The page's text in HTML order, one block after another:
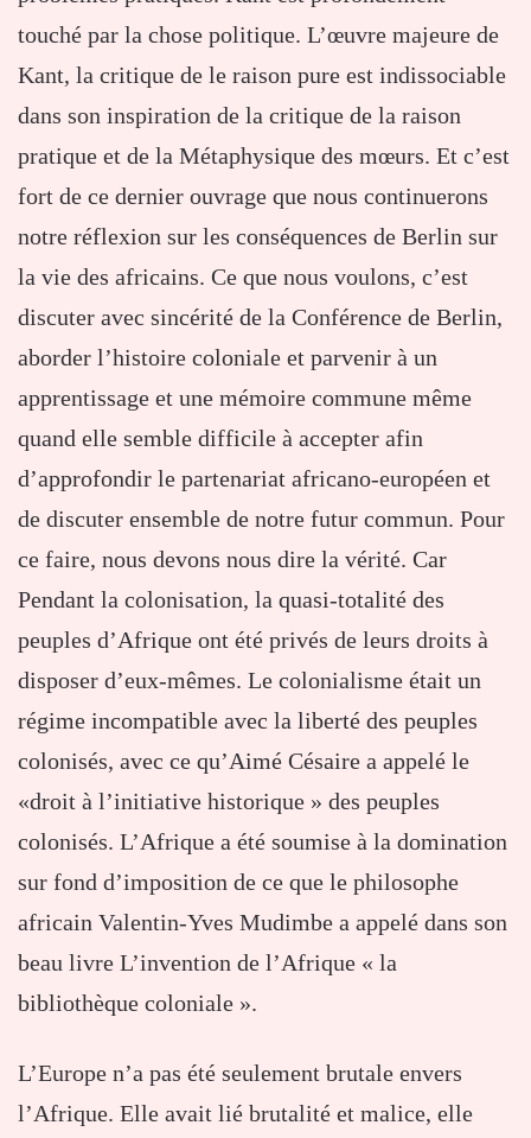
touché par la chose politique. L’œuvre majeure de
Kant, la critique de le raison pure est indissociable
dans son inspiration de la critique de la raison
pratique et de la Métaphysique des mœurs. Et c’est
fort de ce dernier ouvrage que nous continuerons
notre réflexion sur les conséquences de Berlin sur
la vie des africains. Ce que nous voulons, c’est
discuter avec sincérité de la Conférence de Berlin,
aborder l’histoire coloniale et parvenir à un
apprentissage et une mémoire commune même
quand elle semble difficile à accepter afin
d’approfondir le partenariat africano-européen et
de discuter ensemble de notre futur commun. Pour
ce faire, nous devons nous dire la vérité. Car
Pendant la colonisation, la quasi-totalité des
peuples d’Afrique ont été privés de leurs droits à
disposer d’eux-mêmes. Le colonialisme était un
régime incompatible avec la liberté des peuples
colonisés, avec ce qu’Aimé Césaire a appelé le
«droit à l’initiative historique » des peuples
colonisés. L’Afrique a été soumise à la domination
sur fond d’imposition de ce que le philosophe
africain Valentin-Yves Mudimbe a appelé dans son
beau livre L’invention de l’Afrique « la
bibliothèque coloniale ».
L’Europe n’a pas été seulement brutale envers
l’Afrique. Elle avait lié brutalité et malice, elle